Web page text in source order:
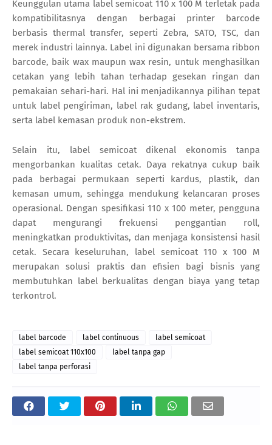
Keunggulan utama label semicoat 110 x 100 M terletak pada
kompatibilitasnya dengan berbagai printer barcode
berbasis thermal transfer, seperti Zebra, SATO, TSC, dan
merek industri lainnya. Label ini digunakan bersama ribbon
barcode, baik wax maupun wax resin, untuk menghasilkan
cetakan yang lebih tahan terhadap gesekan ringan dan
pemakaian sehari-hari. Hal ini menjadikannya pilihan tepat
untuk label pengiriman, label rak gudang, label inventaris,
serta label kemasan produk non-ekstrem.
Selain itu, label semicoat dikenal ekonomis tanpa
mengorbankan kualitas cetak. Daya rekatnya cukup baik
pada berbagai permukaan seperti kardus, plastik, dan
kemasan umum, sehingga mendukung kelancaran proses
operasional. Dengan spesifikasi 110 x 100 meter, pengguna
dapat mengurangi frekuensi penggantian roll,
meningkatkan produktivitas, dan menjaga konsistensi hasil
cetak. Secara keseluruhan, label semicoat 110 x 100 M
merupakan solusi praktis dan efisien bagi bisnis yang
membutuhkan label berkualitas dengan biaya yang tetap
terkontrol.
label barcode label continuous
label semicoat
label semicoat 110x100
label tanpa gap
label tanpa perforasi